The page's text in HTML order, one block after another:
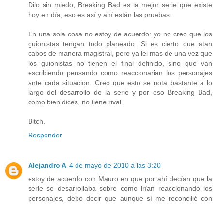
Dilo sin miedo, Breaking Bad es la mejor serie que existe
hoy en día, eso es así y ahí están las pruebas.
En una sola cosa no estoy de acuerdo: yo no creo que los
guionistas tengan todo planeado. Si es cierto que atan
cabos de manera magistral, pero ya lei mas de una vez que
los guionistas no tienen el final definido, sino que van
escribiendo pensando como reaccionarian los personajes
ante cada situacion. Creo que esto se nota bastante a lo
largo del desarrollo de la serie y por eso Breaking Bad,
como bien dices, no tiene rival.
Bitch.
Responder
Alejandro A 4 de mayo de 2010 a las 3:20
estoy de acuerdo con Mauro en que por ahí decían que la
serie se desarrollaba sobre como irían reaccionando los
personajes, debo decir que aunque sí me reconcilié con